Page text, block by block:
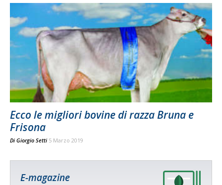
Ecco le migliori bovine di razza Bruna e
Frisona
Di Giorgio Setti 5 Marzo 2019
E-magazine